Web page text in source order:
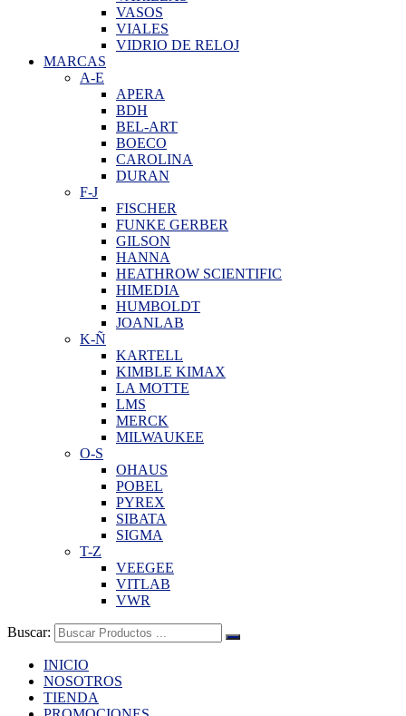
VASOS
VIALES
VIDRIO DE RELOJ
MARCAS
A-E
APERA
BDH
BEL-ART
BOECO
CAROLINA
DURAN
F-J
FISCHER
FUNKE GERBER
GILSON
HANNA
HEATHROW SCIENTIFIC
HIMEDIA
HUMBOLDT
JOANLAB
K-Ñ
KARTELL
KIMBLE KIMAX
LA MOTTE
LMS
MERCK
MILWAUKEE
O-S
OHAUS
POBEL
PYREX
SIBATA
SIGMA
T-Z
VEEGEE
VITLAB
VWR
Buscar:
INICIO
NOSOTROS
TIENDA